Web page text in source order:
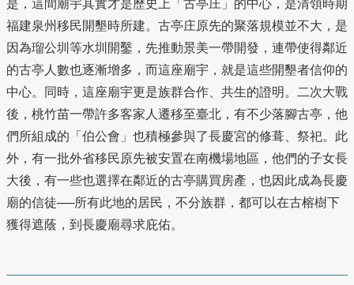
是，這間廟宇其實才是歷史上「古亭庄」的中⼼，是清領時期
福建泉州移⺠開墾時所建。古亭庄原先的聚落規模並不⼤，是
因為瑠公圳等⽔圳開鑿，先推動景美⼀帶開發，連帶使得鄰近
的古亭⼈數也逐漸增多，⽽這座廟宇，就是這些開墾者信仰的
中⼼。同時，這座廟宇更是族群合作、共⽣的證明。⼆次⼤戰
後，桃⽵苗⼀帶許多客家⼈遷移⾄臺北，有不少落腳古亭，他
們所組成的「伯公會」也積極參與了長慶宮的修葺、祭祀。此
外，有⼀批外省移⺠原先被安置在南機場地區，他們的⼦女長
⼤後，有⼀些也選擇在鄰近的古亭購買房產，也因此成為長慶
廟的信徒──所有此地的居⺠，不分族群，都可以在古榕樹下
獲得遮蔭，到長慶廟尋求庇佑。